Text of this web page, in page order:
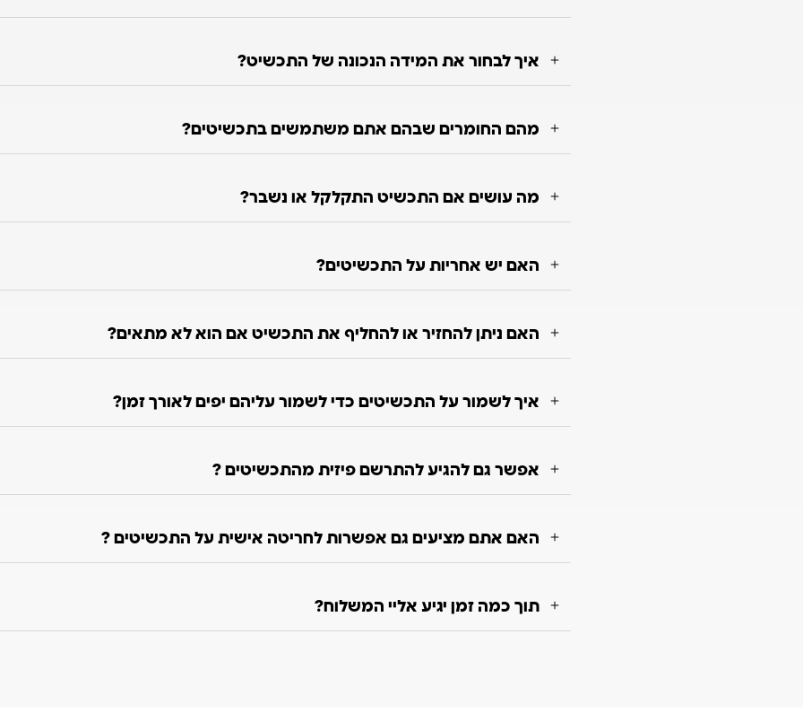
איך לבחור את המידה הנכונה של התכשיט?
מהם החומרים שבהם אתם משתמשים בתכשיטים?
מה עושים אם התכשיט התקלקל או נשבר?
האם יש אחריות על התכשיטים?
האם ניתן להחזיר או להחליף את התכשיט אם הוא לא מתאים?
איך לשמור על התכשיטים כדי לשמור עליהם יפים לאורך זמן?
אפשר גם להגיע להתרשם פיזית מהתכשיטים ?
האם אתם מציעים גם אפשרות לחריטה אישית על התכשיטים ?
תוך כמה זמן יגיע אליי המשלוח?